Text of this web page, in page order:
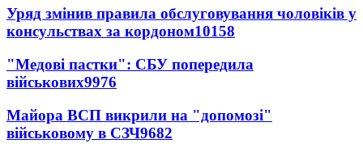
Уряд змінив правила обслуговування чоловіків у
консульствах за кордоном10158
"Медові пастки": СБУ попередила
військових9976
Майора ВСП викрили на "допомозі"
військовому в СЗЧ9682